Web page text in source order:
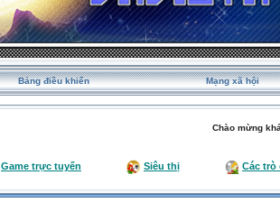
Bảng điều khiển Mạng xã hội
Chào mừng
Game trực tuyến Siêu thị Các trò